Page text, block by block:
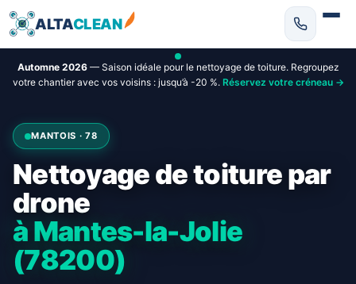
ALTACLEAN
Automne 2026— Saison idéale pour le nettoyage de toiture. Regroupez
votre chantier avec vos voisins : jusqu’à -20 %. Réservez votre créneau →
MANTOIS · 78
Nettoyage de toiture par
drone
à Mantes-la-Jolie
(78200)